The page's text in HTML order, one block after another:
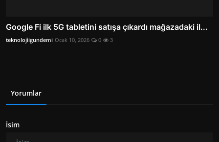
Google Fi ilk 5G tabletini satışa çıkardı mağazadaki il...
teknolojiigundemi Ocak 10, 2026 0 3
Yorumlar
İsim